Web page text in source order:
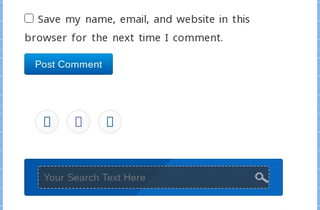
Save my name, email, and website in this
browser for the next time I comment.